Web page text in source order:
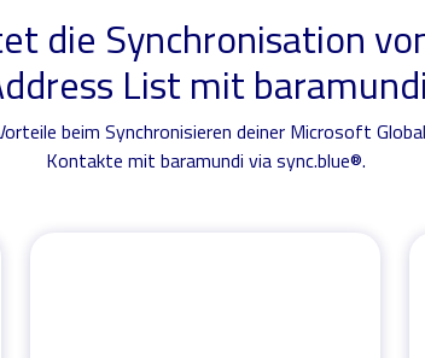
die Synchronisation
List mit baramundi
beim Synchronisieren deiner Microsoft
Kontakte mit baramundi via sync.blue®.